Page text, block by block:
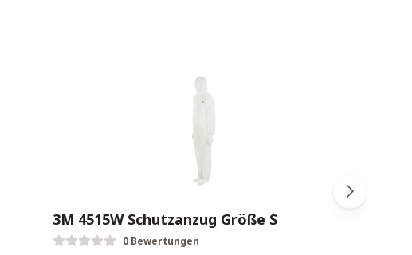
3M 4515W Schutzanzug Größe S
0 Bewertungen